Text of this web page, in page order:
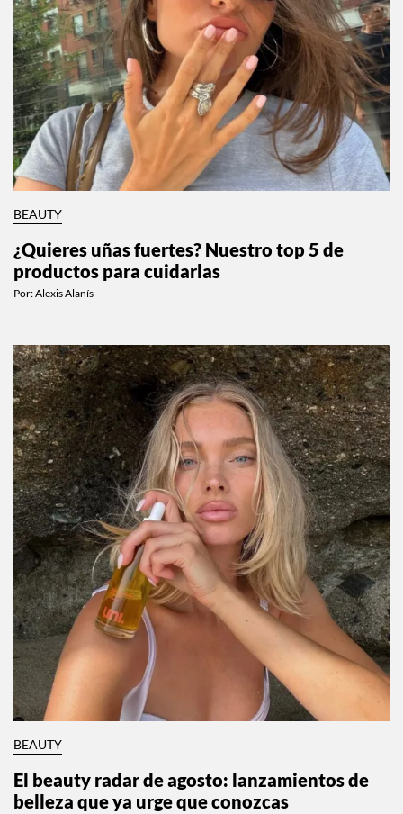
BEAUTY
¿Quieres uñas fuertes? Nuestro top 5 de
productos para cuidarlas
Por:Alexis Alanís
BEAUTY
El beauty radar de agosto: lanzamientos de
belleza que ya urge que conozcas